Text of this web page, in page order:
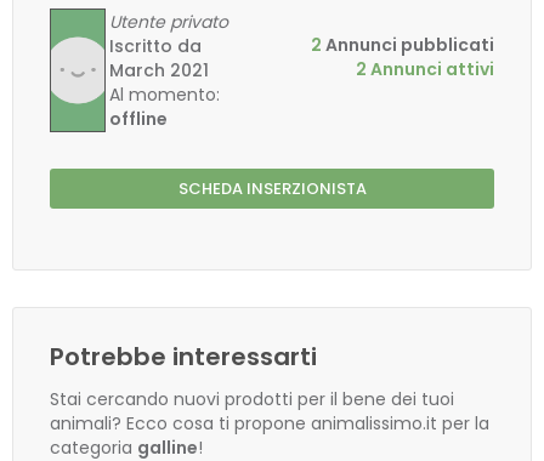
Utente privato
Iscritto da
March 2021
Al momento:
offline
2 Annunci pubblicati
2 Annunci attivi
SCHEDA INSERZIONISTA
Potrebbe interessarti
Stai cercando nuovi prodotti per il bene dei tuoi
animali? Ecco cosa ti propone animalissimo.it per la
categoria galline!